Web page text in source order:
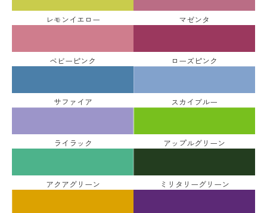
レモンイエロー マゼンタ
ベビーピンク ローズピンク
サファイア スカイブルー
ライラック アップルグリーン
アクアグリーン ミリタリーグリーン